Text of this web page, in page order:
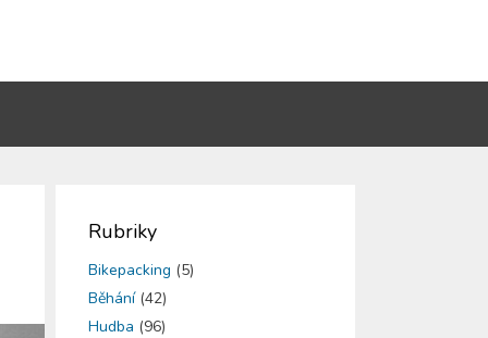
Rubriky
Bikepacking (5)
Běhání(42)
Hudba (96)